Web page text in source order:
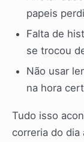
papeis
Falta de
se trocou
Não usar
na hora
Tudo isso
correria do dia